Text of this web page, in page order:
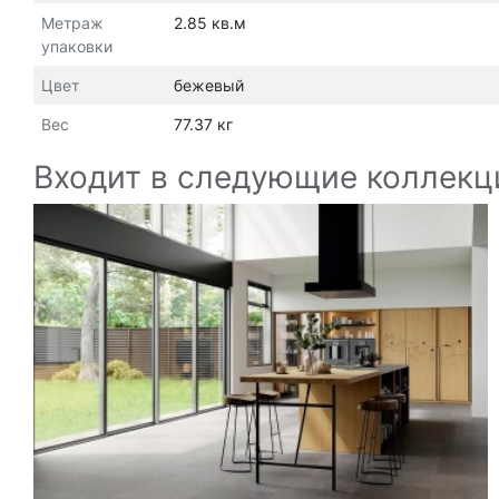
Метраж
упаковки
2.85 кв.м
Цвет бежевый
Вес 77.37 кг
Входит в следующие